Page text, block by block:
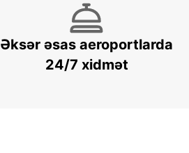
Əksər əsas aeroportlarda
24/7 xidmət